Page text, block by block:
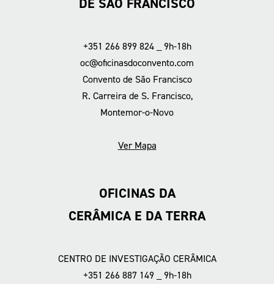
+351 266 899 824 _ 9h-18h
oc@oficinasdoconvento.com
Convento de São Francisco
R. Carreira de S. Francisco,
Montemor-o-Novo
Ver Mapa
OFICINAS DA
CERÂMICA E DA TERRA
CENTRO DE INVESTIGAÇÃO CERÂMICA
+351 266 887 149 _ 9h-18h